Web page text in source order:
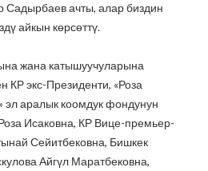
ачты, алар биздин
айкын көрсөттү.
жана катышуучуларына
КР экс-Президенти, «Роза
аралык коомдук фондунун
Исаковна, КР Вице-премьер-
Сейитбековна, Бишкек
Айгүл Маратбековна,